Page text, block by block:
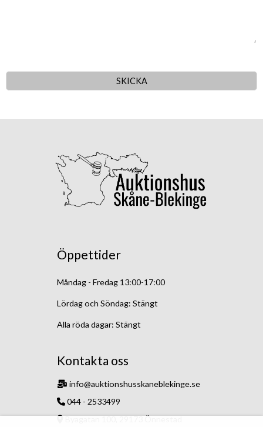
SKICKA
Öppettider
Måndag - Fredag 13:00-17:00
Lördag och Söndag: Stängt
Alla röda dagar: Stängt
Kontakta oss
info@auktionshusskaneblekinge.se
044 - 2533499
Byagatan 100, 29173 Önnestad